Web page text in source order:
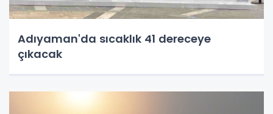
Adıyaman'da sıcaklık 41 dereceye
çıkacak